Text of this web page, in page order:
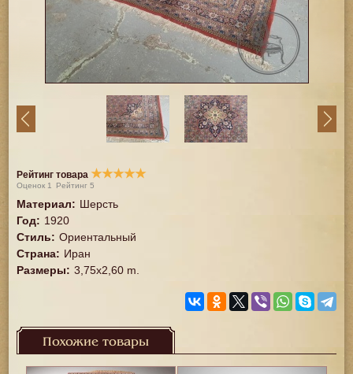
Рейтинг товара ★★★★★
Оценок 1 Рейтинг5
Материал: Шерсть
Год: 1920
Стиль: Ориентальный
Страна: Иран
Размеры: 3,75x2,60 m.
Похожие товары